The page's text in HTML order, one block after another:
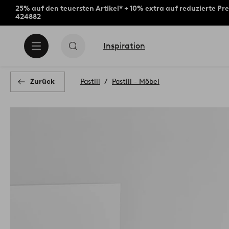
25% auf den teuersten Artikel* + 10% extra auf reduzierte
424882
Inspiration
Zurück Pastill Pastill - Möbel